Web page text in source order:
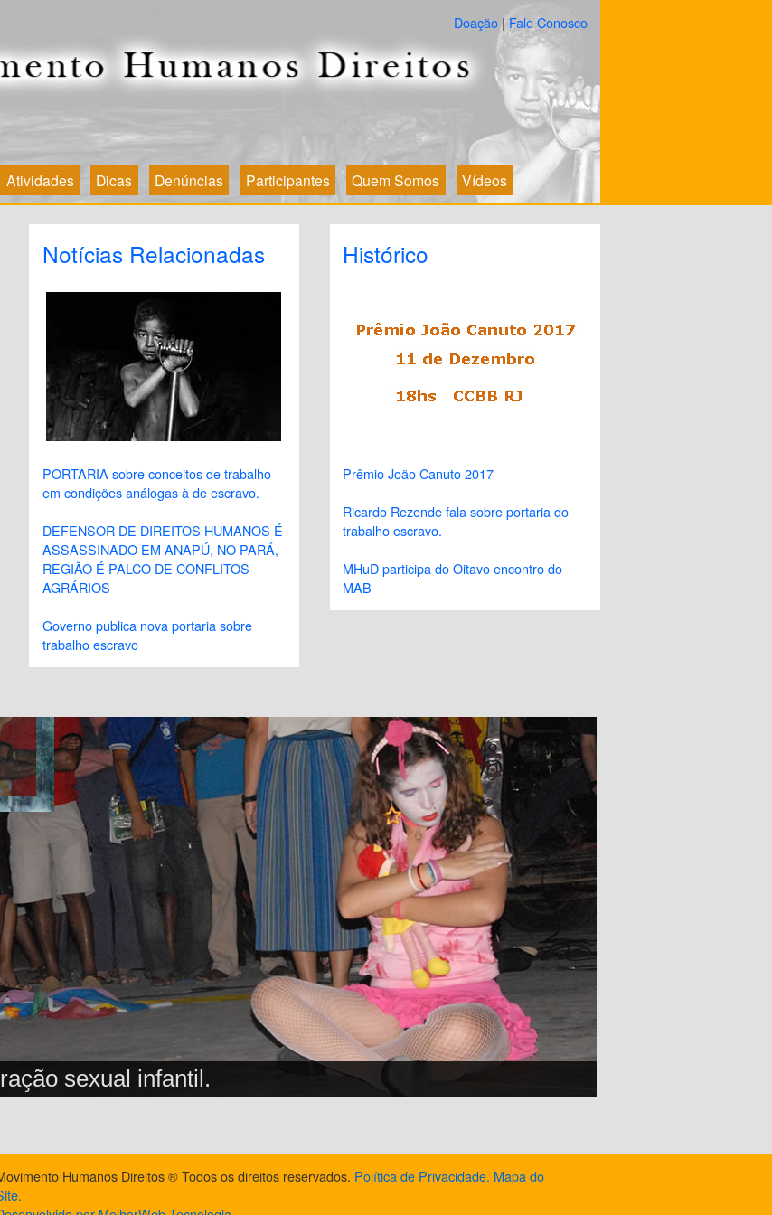
Doação|Fale Conosco
Atividades Dicas Denúncias Participantes Quem Somos Vídeos
Notícias Relacionadas
PORTARIA sobre conceitos de trabalho
em condições análogas à de escravo.
DEFENSOR DE DIREITOS HUMANOS É
ASSASSINADO EM ANAPÚ, NO PARÁ,
REGIÃO É PALCO DE CONFLITOS
AGRÁRIOS
Governo publica nova portaria sobre
trabalho escravo
Histórico
Prêmio João Canuto 2017
Ricardo Rezende fala sobre portaria do
trabalho escravo.
MHuD participa do Oitavo encontro do
MAB
sexual infantil.
Humanos Direitos ® Todos os direitos reservados. Política de Privacidade. Mapa do